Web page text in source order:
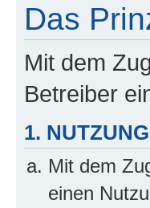
Das
Mit dem
Betreiber
1.
Mit dem
einen